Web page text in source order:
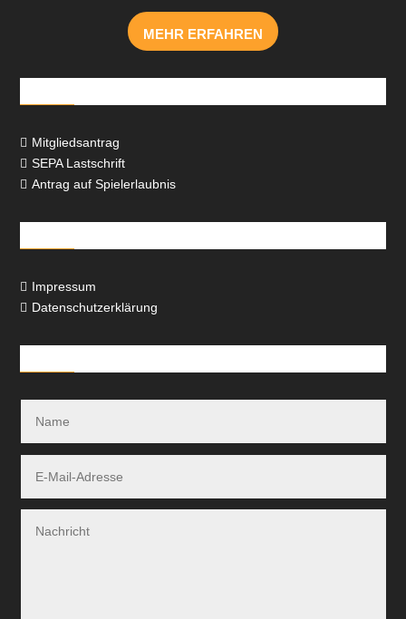
MEHR ERFAHREN
 Mitgliedsantrag
 SEPA Lastschrift
 Antrag auf Spielerlaubnis
 Impressum
 Datenschutzerklärung